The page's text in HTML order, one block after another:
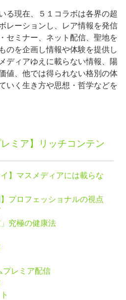
る現在、５１コラボは各界の超
レーションし、レア情報を発信
セミナー、ネット配信、聖地を
のを企画し情報や体験を提供し
ディアゆえに載らない情報、陽
値、他では得られない格別の体
いく生き方や思想・哲学などを
ミア】リッチコンテン
】マスメディアには載らな
プロフェッショナルの視点
究極の健康法
プレミア配信